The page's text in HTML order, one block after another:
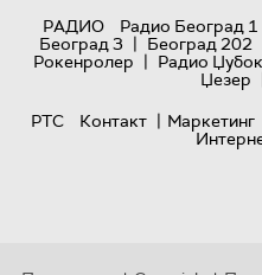
РАДИО
Радио Београд 1
Београд 3 | Београд 202
Рокенролер | Радио
Џезер
РТС
Контакт | Маркетинг